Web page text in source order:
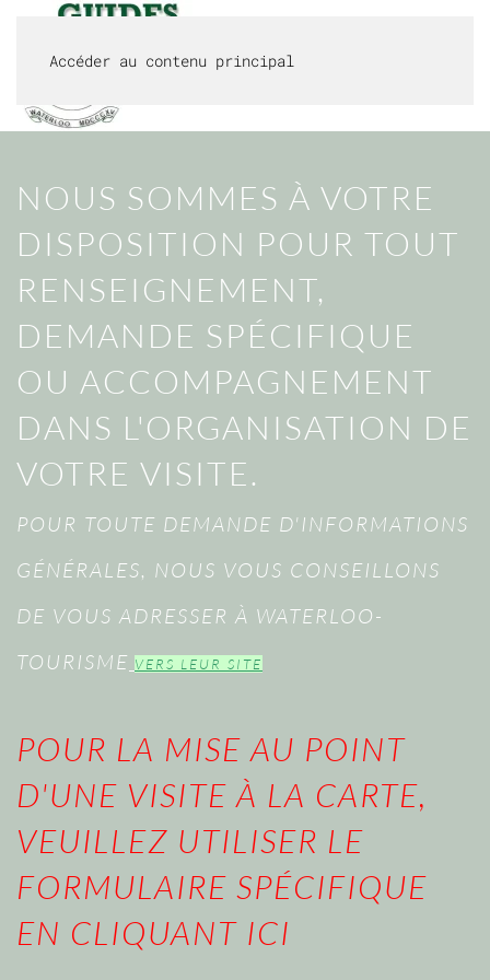
Accéder au contenu principal
NOUS SOMMES À VOTRE
DISPOSITION POUR TOUT
RENSEIGNEMENT,
DEMANDE SPÉCIFIQUE
OU ACCOMPAGNEMENT
DANS L'ORGANISATION DE
VOTRE VISITE.
POUR TOUTE DEMANDE D'INFORMATIONS
GÉNÉRALES, NOUS VOUS CONSEILLONS
DE VOUS ADRESSER À WATERLOO-
TOURISME VERS LEUR SITE
POUR LA MISE AU POINT
D'UNE VISITE À LA CARTE,
VEUILLEZ UTILISER LE
FORMULAIRE SPÉCIFIQUE
EN CLIQUANT ICI